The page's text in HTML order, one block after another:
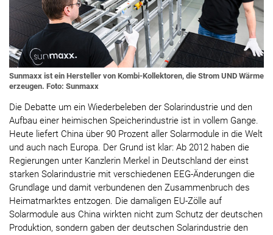
Sunmaxx ist ein Hersteller von Kombi-Kollektoren, die Strom UND Wärme
erzeugen. Foto: Sunmaxx
Die Debatte um ein Wiederbeleben der Solarindustrie und den
Aufbau einer heimischen Speicherindustrie ist in vollem Gange.
Heute liefert China über 90 Prozent aller Solarmodule in die Welt
und auch nach Europa. Der Grund ist klar: Ab 2012 haben die
Regierungen unter Kanzlerin Merkel in Deutschland der einst
starken Solarindustrie mit verschiedenen EEG-Änderungen die
Grundlage und damit verbundenen den Zusammenbruch des
Heimatmarktes entzogen. Die damaligen EU-Zölle auf
Solarmodule aus China wirkten nicht zum Schutz der deutschen
Produktion, sondern gaben der deutschen Solarindustrie den